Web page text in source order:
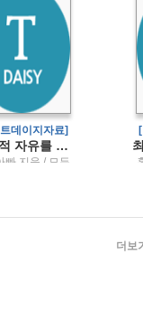
데이지자료]
(경제적 자유를 위한) 주식투자 시크릿
빠 지음 / 모든
더보